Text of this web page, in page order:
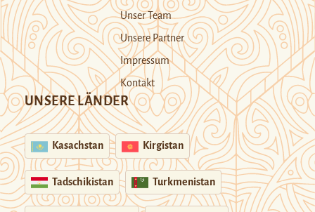
Unser Team
Unsere Partner
Impressum
Kontakt
UNSERE LÄNDER
Kasachstan Kirgistan
Tadschikistan Turkmenistan